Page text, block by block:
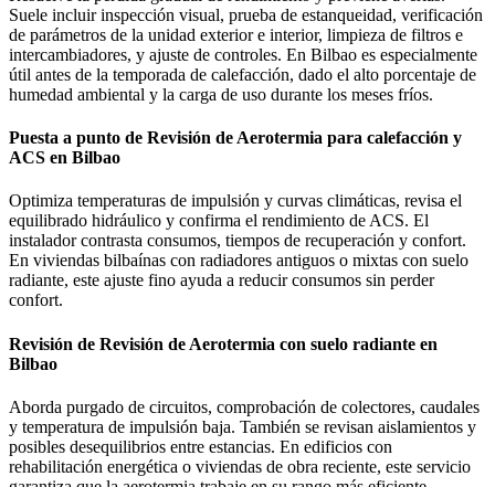
Suele incluir inspección visual, prueba de estanqueidad, verificación
de parámetros de la unidad exterior e interior, limpieza de filtros e
intercambiadores, y ajuste de controles. En Bilbao es especialmente
útil antes de la temporada de calefacción, dado el alto porcentaje de
humedad ambiental y la carga de uso durante los meses fríos.
Puesta a punto de Revisión de Aerotermia para calefacción y
ACS en Bilbao
Optimiza temperaturas de impulsión y curvas climáticas, revisa el
equilibrado hidráulico y confirma el rendimiento de ACS. El
instalador contrasta consumos, tiempos de recuperación y confort.
En viviendas bilbaínas con radiadores antiguos o mixtas con suelo
radiante, este ajuste fino ayuda a reducir consumos sin perder
confort.
Revisión de Revisión de Aerotermia con suelo radiante en
Bilbao
Aborda purgado de circuitos, comprobación de colectores, caudales
y temperatura de impulsión baja. También se revisan aislamientos y
posibles desequilibrios entre estancias. En edificios con
rehabilitación energética o viviendas de obra reciente, este servicio